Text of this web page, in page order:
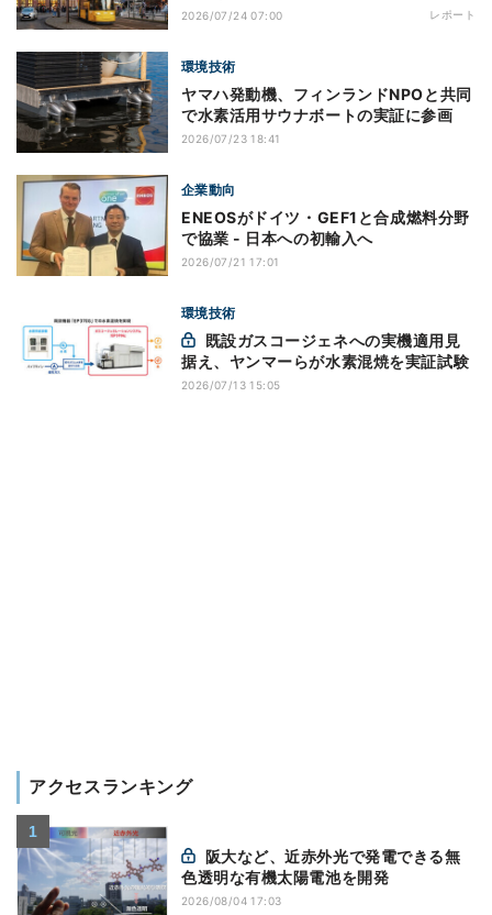
2026/07/24 07:00 レポート
環境技術
ヤマハ発動機、フィンランドNPOと共同
で水素活用サウナボートの実証に参画
2026/07/23 18:41
企業動向
ENEOSがドイツ・GEF1と合成燃料分野
で協業 - 日本への初輸入へ
2026/07/21 17:01
環境技術
据え、ヤンマーらが水素混焼を実証試験
2026/07/13 15:05
アクセスランキング
色透明な有機太陽電池を開発
2026/08/04 17:03